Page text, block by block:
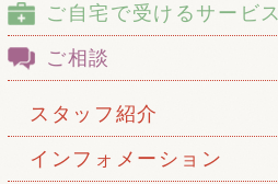
ご自宅で受けるサービス
ご相談
スタッフ紹介
インフォメーション